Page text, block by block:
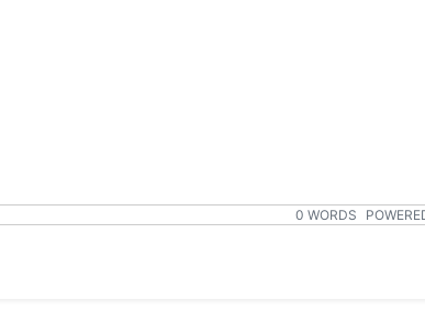
0 WORDS